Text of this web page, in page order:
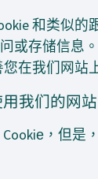
和类似的
或存储信息
在我们网站
我们的网站
，但是